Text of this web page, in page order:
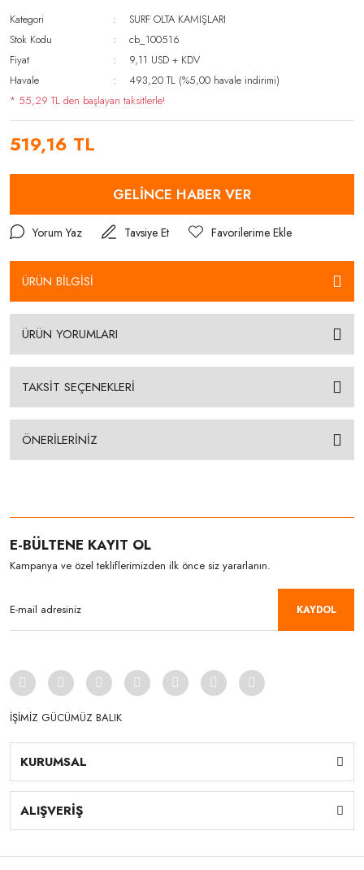
Kategori
SURF OLTA KAMIŞLARI
Stok Kodu
cb_100516
Fiyat
9,11 USD + KDV
Havale
493,20 TL (%5,00 havale indirimi)
* 55,29 TL den başlayan taksitlerle!
519,16 TL
GELİNCE HABER VER
Yorum Yaz Tavsiye Et
ÜRÜN BİLGİSİ
ÜRÜN YORUMLARI
TAKSİT SEÇENEKLERİ
ÖNERİLERİNİZ
E-BÜLTENE KAYIT OL
Kampanya ve özel tekliflerimizden ilk önce siz yararlanın.
KAYDOL
İŞİMİZ GÜCÜMÜZ BALIK
KURUMSAL
ALIŞVERİŞ